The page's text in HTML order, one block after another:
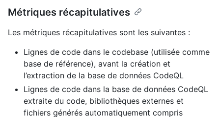
Métriques récapitulatives
Les métriques récapitulatives sont les suivantes :
Lignes de code dans le codebase (utilisée comme
base de référence), avant la création et
l’extraction de la base de données CodeQL
Lignes de code dans la base de données CodeQL
extraite du code, bibliothèques externes et
fichiers générés automatiquement compris